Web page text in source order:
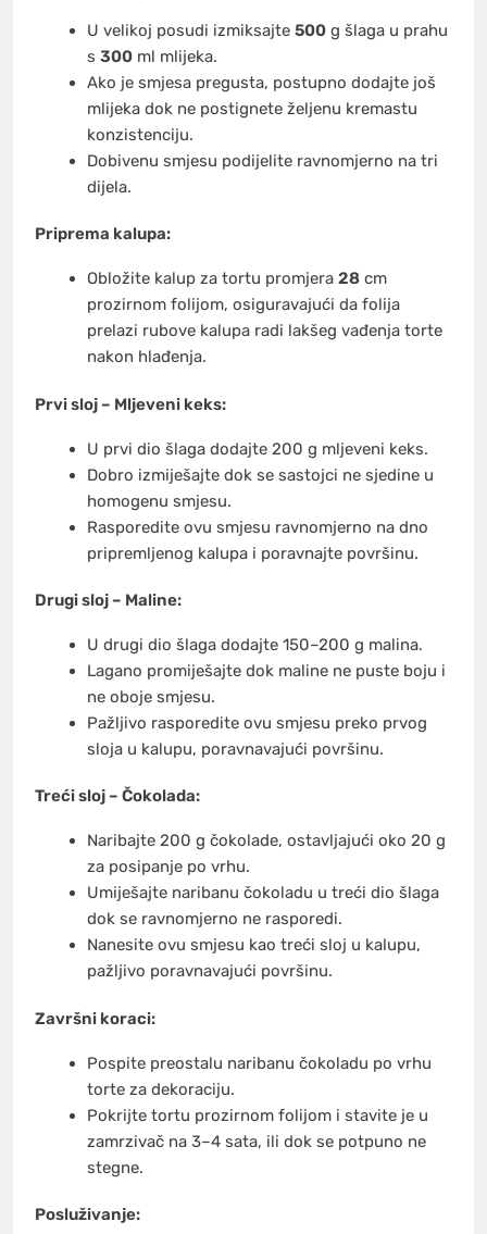
U velikoj posudi izmiksajte 500g šlaga u prahu
s 300ml mlijeka.
Ako je smjesa pregusta, postupno dodajte još
mlijeka dok ne postignete željenu kremastu
konzistenciju.
Dobivenu smjesu podijelite ravnomjerno na tri
dijela.​
Priprema kalupa:
Obložite kalup za tortu promjera 28cm
prozirnom folijom, osiguravajući da folija
prelazi rubove kalupa radi lakšeg vađenja torte
nakon hlađenja.​
Prvi sloj – Mljeveni keks:
U prvi dio šlaga dodajte 200 g mljeveni keks.
Dobro izmiješajte dok se sastojci ne sjedine u
homogenu smjesu.
Rasporedite ovu smjesu ravnomjerno na dno
pripremljenog kalupa i poravnajte površinu.​
Drugi sloj – Maline:
U drugi dio šlaga dodajte 150–200 g malina.
Lagano promiješajte dok maline ne puste boju i
ne oboje smjesu.
Pažljivo rasporedite ovu smjesu preko prvog
sloja u kalupu, poravnavajući površinu.​
Treći sloj – Čokolada:
Naribajte 200 g čokolade, ostavljajući oko 20 g
za posipanje po vrhu.
Umiješajte naribanu čokoladu u treći dio šlaga
dok se ravnomjerno ne rasporedi.
Nanesite ovu smjesu kao treći sloj u kalupu,
pažljivo poravnavajući površinu.
Završni koraci:
Pospite preostalu naribanu čokoladu po vrhu
torte za dekoraciju.
Pokrijte tortu prozirnom folijom i stavite je u
zamrzivač na 3–4 sata, ili dok se potpuno ne
stegne.
Posluživanje: